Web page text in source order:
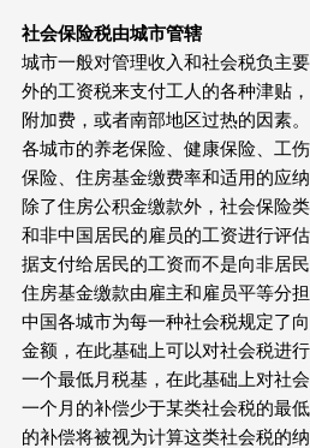
社会保险税由城市管辖
城市一般对管理收入和社会税负主
外的工资税来支付工人的各种津贴
附加费，或者南部地区过热的因素。
各城市的养老保险、健康保险、工
保险、住房基金缴费率和适用的应
除了住房公积金缴款外，社会保险
和非中国居民的雇员的工资进行评
据支付给居民的工资而不是向非居
住房基金缴款由雇主和雇员平等分担
中国各城市为每一种社会税规定了
金额，在此基础上可以对社会税进
一个最低月税基，在此基础上对社
一个月的补偿少于某类社会税的最
的补偿将被视为计算这类社会税的